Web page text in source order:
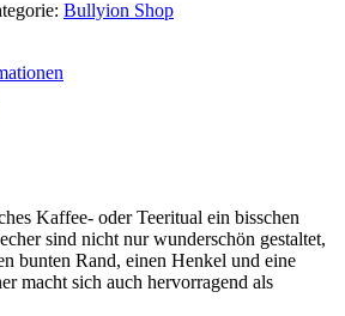
Bullyion Shop
Kaffee- oder Teeritual ein bisschen
sind nicht nur wunderschön gestaltet,
bunten Rand, einen Henkel und eine
macht sich auch hervorragend als